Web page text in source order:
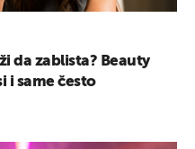
da zablista? Beauty
i same često